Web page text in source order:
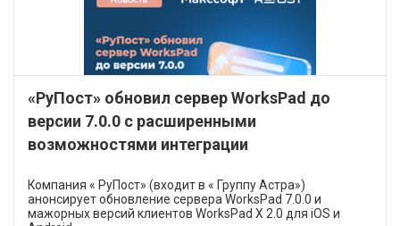
«РуПост» обновил сервер WorksPad до
версии 7.0.0 с расширенными
возможностями интеграции
Компания « РуПост» (входит в « Группу Астра»)
анонсирует обновление сервера WorksPad 7.0.0 и
мажорных версий клиентов WorksPad X 2.0 для iOS и